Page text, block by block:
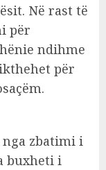
Në rast të
për
ndihme
për
zbatimi i
buxheti i